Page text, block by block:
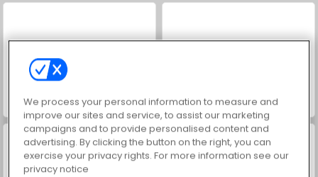
ASMR Makeover & Makeup Studio World War 2 Shooter
We process your personal information to measure and
improve our sites and service, to assist our marketing
campaigns and to provide personalised content and
advertising. By clicking the button on the right, you can
exercise your privacy rights. For more information see our
privacy notice